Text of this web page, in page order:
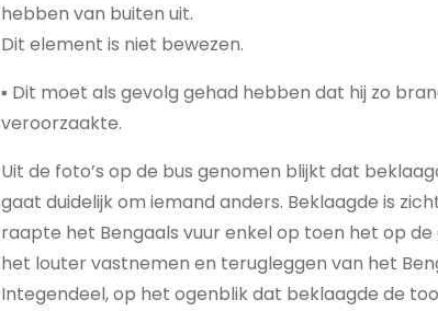
hebben van buiten uit.
Dit element is niet bewezen.
▪ Dit moet als gevolg gehad hebben dat hij zo
veroorzaakte.
Uit de foto’s op de bus genomen blijkt dat
gaat duidelijk om iemand anders. Beklaagde is
raapte het Bengaals vuur enkel op toen het op
het louter vastnemen en terugleggen van het
Integendeel, op het ogenblik dat beklaagde de